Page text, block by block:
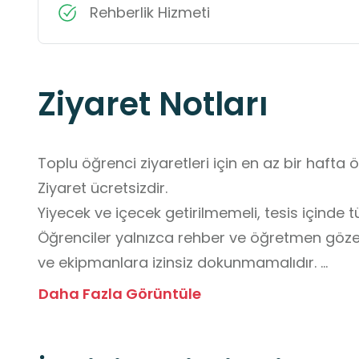
Rehberlik Hizmeti
Ziyaret Notları
Toplu öğrenci ziyaretleri için en az bir hafta
Ziyaret ücretsizdir.
Yiyecek ve içecek getirilmemeli, tesis içinde
Öğrenciler yalnızca rehber ve öğretmen
ve ekipmanlara izinsiz dokunmamalıdır.
Sessizlik korunmalı, görevli personelin
Daha Fazla Görüntüle